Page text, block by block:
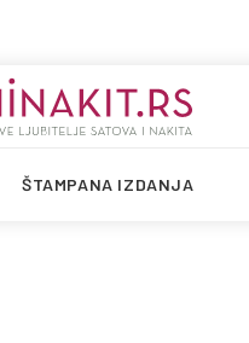
ŠTAMPANA IZDANJA